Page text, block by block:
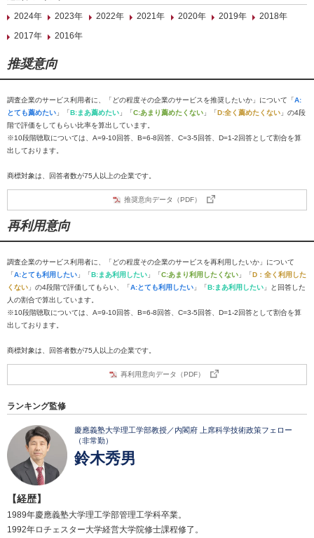
2024年
2023年 2022年 2021年 2020年 2019年
2018年
2017年
2016年
推奨意向
調査企業のサービス利用者に、「どの程度その企業のサービスを推奨したいか」について「A:
とても薦めたい 」「B:まあ薦めたい 」「C:あまり薦めたくない 」「D:全く薦めたくない 」の4段
階で評価をしてもらい比率を算出しています。
※10段階聴取については、A=9-10回答、B=6-8回答、C=3-5回答、D=1-2回答として割合を算
出しております。
商標対象は、回答者数が75人以上の企業です。
推奨意向データ（PDF）
再利用意向
調査企業のサービス利用者に、「どの程度その企業のサービスを再利用したいか」について
「A:とても利用したい 」「B:まあ利用したい 」「C:あまり利用したくない 」「D：全く利用した
くない 」の4段階で評価してもらい、「A:とても利用したい 」「B:まあ利用したい 」と回答した
人の割合で算出しています。
※10段階聴取については、A=9-10回答、B=6-8回答、C=3-5回答、D=1-2回答として割合を算
出しております。
商標対象は、回答者数が75人以上の企業です。
再利用意向データ（PDF）
ランキング監修
慶應義塾大学理工学部教授／内閣府 上席科学技術政策フェロー
（非常勤）
鈴木秀男
【経歴】
1989年慶應義塾大学理工学部管理工学科卒業。
1992年ロチェスター大学経営大学院修士課程修了。